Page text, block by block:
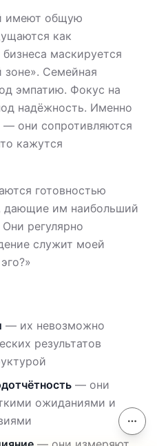
имеют общую
как
маскируется
зоне». Семейная
эмпатию. Фокус на
надёжность. Именно
— они сопротивляются
кажутся
готовностью
дающие им наибольший
регулярно
служит моей
— их невозможно
результатов
— они
ожиданиями и